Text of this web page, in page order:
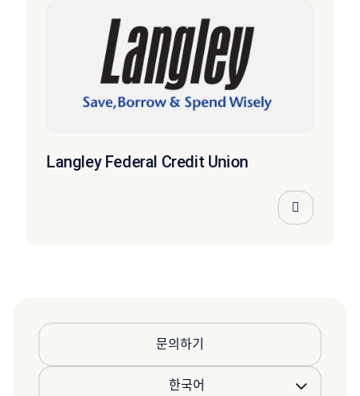
Langley Federal Credit Union
문의하기